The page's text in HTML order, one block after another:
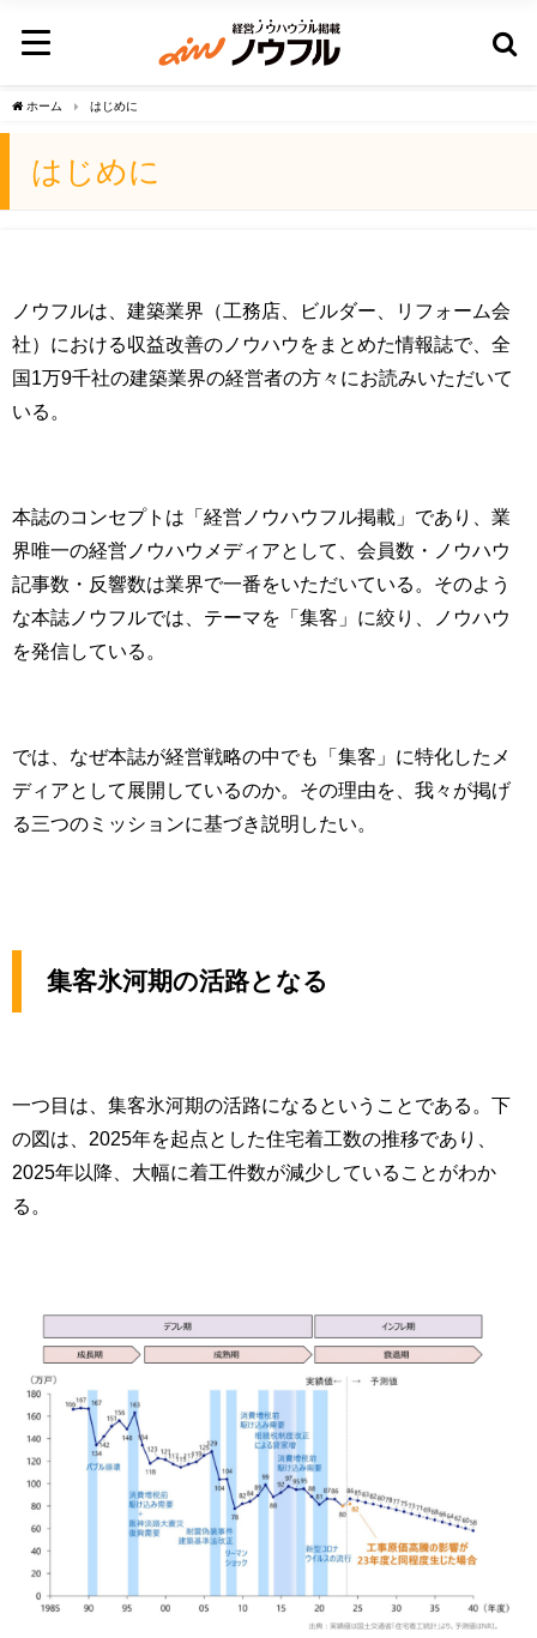
ホーム はじめに
はじめに
ノウフルは、建築業界（工務店、ビルダー、リフォーム会
社）における収益改善のノウハウをまとめた情報誌で、全
国1万9千社の建築業界の経営者の方々にお読みいただいて
いる。
本誌のコンセプトは「経営ノウハウフル掲載」であり、業
界唯一の経営ノウハウメディアとして、会員数・ノウハウ
記事数・反響数は業界で一番をいただいている。そのよう
な本誌ノウフルでは、テーマを「集客」に絞り、ノウハウ
を発信している。
では、なぜ本誌が経営戦略の中でも「集客」に特化したメ
ディアとして展開しているのか。その理由を、我々が掲げ
る三つのミッションに基づき説明したい。
集客氷河期の活路となる
一つ目は、集客氷河期の活路になるということである。下
の図は、2025年を起点とした住宅着工数の推移であり、
2025年以降、大幅に着工件数が減少していることがわか
る。